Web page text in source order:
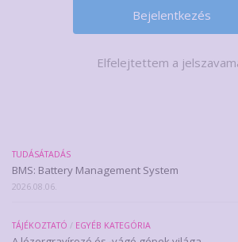
Elfelejtettem a
TUDÁSÁTADÁS
BMS: Battery Management System
2026.08.06.
TÁJÉKOZTATÓ / EGYÉB KATEGÓRIA